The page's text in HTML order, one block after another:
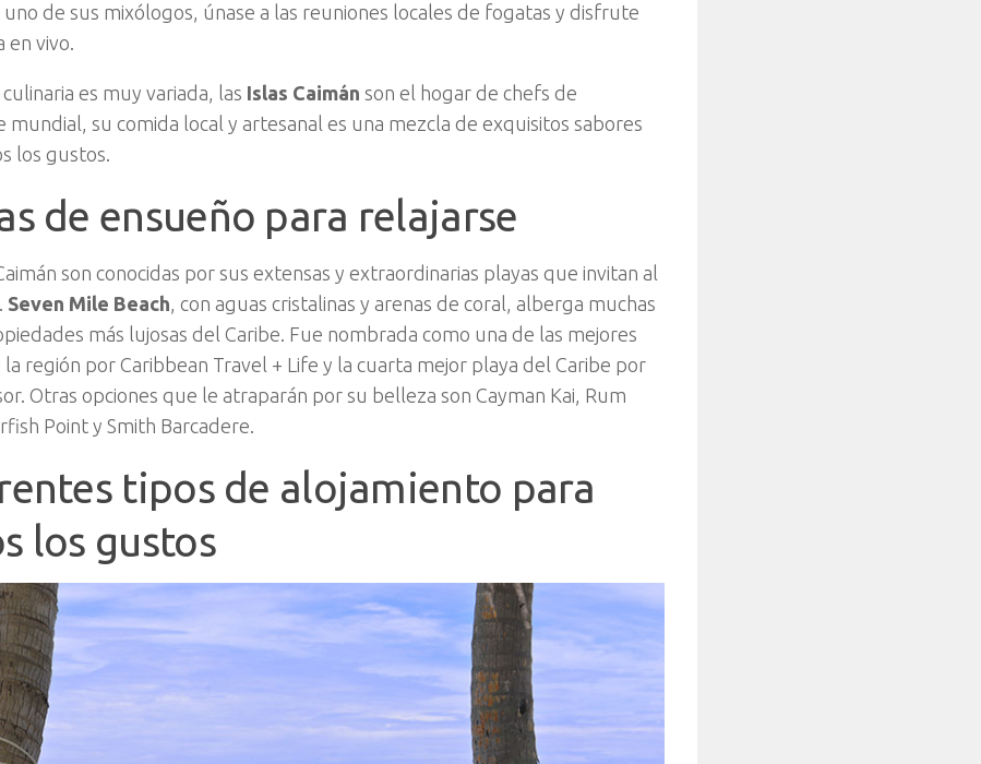
de sus mixólogos, únase a las reuniones locales de fogatas y disfrute
en vivo.
es muy variada, las Islas Caimán son el hogar de chefs de
mundial, su comida local y artesanal es una mezcla de exquisitos sabores
los gustos.
de ensueño para relajarse
son conocidas por sus extensas y extraordinarias playas que invitan al
Seven Mile Beach, con aguas cristalinas y arenas de coral, alberga muchas
más lujosas del Caribe. Fue nombrada como una de las mejores
la región por Caribbean Travel + Life y la cuarta mejor playa del Caribe por
Otras opciones que le atraparán por su belleza son Cayman Kai, Rum
Point y Smith Barcadere.
tipos de alojamiento para
los gustos